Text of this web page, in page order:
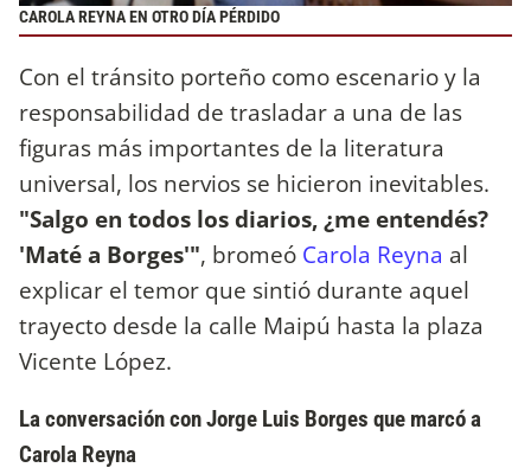
CAROLA REYNA EN OTRO DÍA PÉRDIDO
Con el tránsito porteño como escenario y la
responsabilidad de trasladar a una de las
figuras más importantes de la literatura
universal, los nervios se hicieron inevitables.
"Salgo en todos los diarios, ¿me entendés?
'Maté a Borges'", bromeó Carola Reyna al
explicar el temor que sintió durante aquel
trayecto desde la calle Maipú hasta la plaza
Vicente López.
La conversación con Jorge Luis Borges que marcó a
Carola Reyna